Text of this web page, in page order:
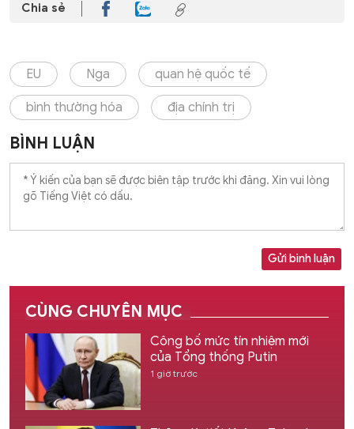
Chia sẻ
EU Nga quan hệ quốc tế
bình thường hóa địa chính trị
BÌNH LUẬN
Gửi bình luận
CÙNG CHUYÊN MỤC
Công bố mức tín nhiệm mới
của Tổng thống Putin
1 giờ trước